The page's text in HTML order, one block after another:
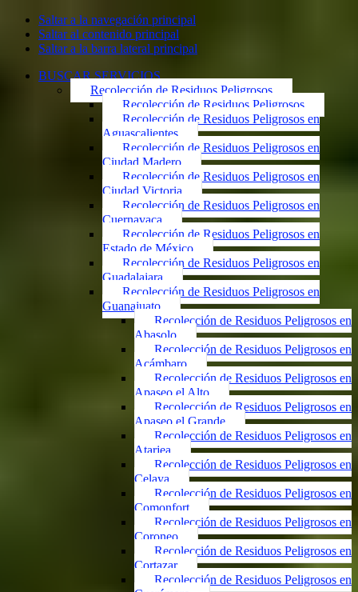
Saltar a la navegación principal
Saltar al contenido principal
Saltar a la barra lateral principal
BUSCAR SERVICIOS
Recolección de Residuos Peligrosos
Recolección de Residuos Peligrosos
Recolección de Residuos Peligrosos en
Aguascalientes
Recolección de Residuos Peligrosos en
Ciudad Madero
Recolección de Residuos Peligrosos en
Ciudad Victoria
Recolección de Residuos Peligrosos en
Cuernavaca
Recolección de Residuos Peligrosos en
Estado de México
Recolección de Residuos Peligrosos en
Guadalajara
Recolección de Residuos Peligrosos en
Guanajuato
Recolección de Residuos Peligrosos en
Abasolo
Recolección de Residuos Peligrosos en
Acámbaro
Recolección de Residuos Peligrosos en
Apaseo el Alto
Recolección de Residuos Peligrosos en
Apaseo el Grande
Recolección de Residuos Peligrosos en
Atarjea
Recolección de Residuos Peligrosos en
Celaya
Recolección de Residuos Peligrosos en
Comonfort
Recolección de Residuos Peligrosos en
Coroneo
Recolección de Residuos Peligrosos en
Cortazar
Recolección de Residuos Peligrosos en